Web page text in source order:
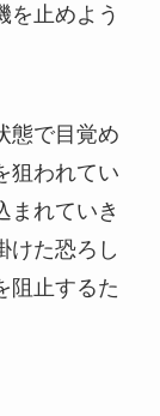
を止めよう
態で目覚め
狙われてい
まれていき
けた恐ろし
阻止するた